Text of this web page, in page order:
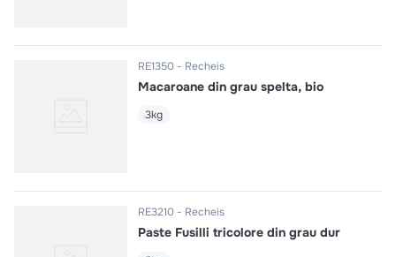
RE1350 Recheis
Macaroane din grau spelta, bio
3kg
RE3210 Recheis
Paste Fusilli tricolore din grau dur